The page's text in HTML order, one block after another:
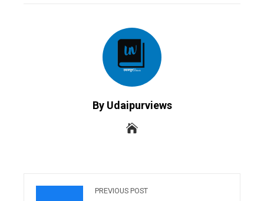
By Udaipurviews
PREVIOUS POST